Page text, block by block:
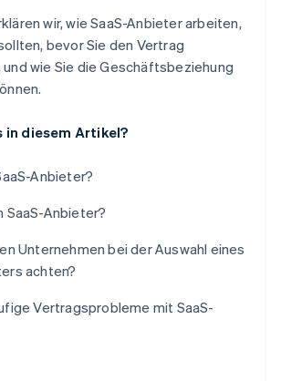
wir, wie SaaS-Anbieter arbeiten,
bevor Sie den Vertrag
wie Sie die Geschäftsbeziehung
in diesem Artikel?
Anbieter?
SaaS-Anbieter?
Unternehmen bei der Auswahl eines
achten?
Vertragsprobleme mit SaaS-